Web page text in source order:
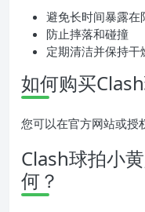
避免长时间暴露在
防止摔落和碰撞
定期清洁并保持干
如何购买
您可以在官方网站或授
Clash球拍小
何？